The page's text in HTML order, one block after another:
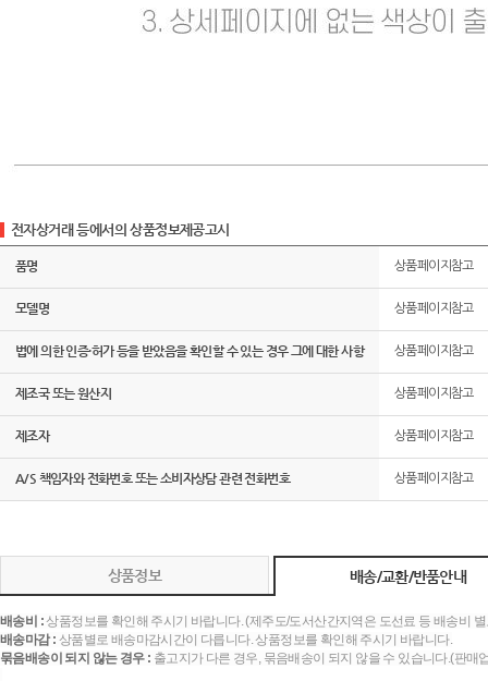
전자상거래 등에서의 상품정보제공고시
품명 상품페이지참고
모델명 상품페이지참고
법에 의한 인증·허가 등을 받았음을 확인할 수 있는 경우 그에 대한 사항 상품페이지참고
제조국 또는 원산지 상품페이지참고
제조자 상품페이지참고
A/S 책임자와 전화번호 또는 소비자상담 관련 전화번호 상품페이지참고
상품정보 배송/교환/반품안내
배송비 :상품정보를 확인해 주시기 바랍니다. (제주도/도서산간지역은 도선료 등 배송비
배송마감 : 상품별로 배송마감시간이 다릅니다. 상품정보를 확인해 주시기 바랍니다.
묶음배송이 되지 않는 경우 : 출고지가 다른 경우, 묶음배송이 되지 않을 수 있습니다.(판